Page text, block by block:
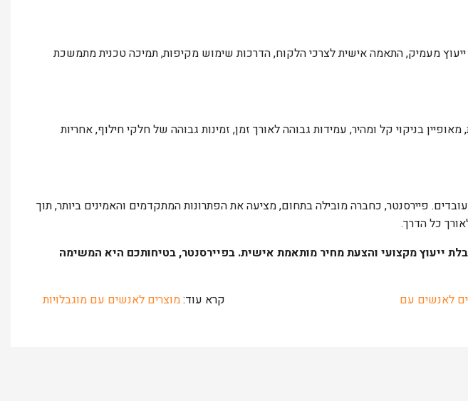
מעמיק, התאמה אישית לצרכי הלקוח, הדרכות שימוש מקיפות, תמיכה טכנית מתמשכת
בניקוי קל ומהיר, עמידות גבוהה לאורך זמן, זמינות גבוהה של חלקי חילוף, אחריות
פיירסנטר, כחברה מובילה בתחום, מציעה את הפתרונות המתקדמים והאמינים ביותר, תוך
כל הדרך.
ייעוץ מקצועי והצעת מחיר מותאמת אישית. בפיירסנטר, בטיחותכם היא המשימה
לאנשים עם
קרא עוד:מוצרים לאנשים עם מוגבלויות